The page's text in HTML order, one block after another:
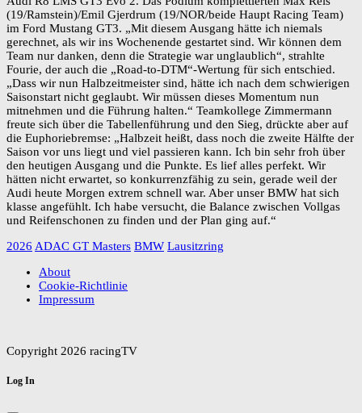
(19/Ramstein)/Emil Gjerdrum (19/NOR/beide Haupt Racing Team)
im Ford Mustang GT3. „Mit diesem Ausgang hätte ich niemals
gerechnet, als wir ins Wochenende gestartet sind. Wir können dem
Team nur danken, denn die Strategie war unglaublich“, strahlte
Fourie, der auch die „Road-to-DTM“-Wertung für sich entschied.
„Dass wir nun Halbzeitmeister sind, hätte ich nach dem schwierigen
Saisonstart nicht geglaubt. Wir müssen dieses Momentum nun
mitnehmen und die Führung halten.“ Teamkollege Zimmermann
freute sich über die Tabellenführung und den Sieg, drückte aber auf
die Euphoriebremse: „Halbzeit heißt, dass noch die zweite Hälfte der
Saison vor uns liegt und viel passieren kann. Ich bin sehr froh über
den heutigen Ausgang und die Punkte. Es lief alles perfekt. Wir
hätten nicht erwartet, so konkurrenzfähig zu sein, gerade weil der
Audi heute Morgen extrem schnell war. Aber unser BMW hat sich
klasse angefühlt. Ich habe versucht, die Balance zwischen Vollgas
und Reifenschonen zu finden und der Plan ging auf.“
2026 ADAC GT Masters BMW Lausitzring
About
Cookie-Richtlinie
Impressum
Copyright 2026 racingTV
Log In